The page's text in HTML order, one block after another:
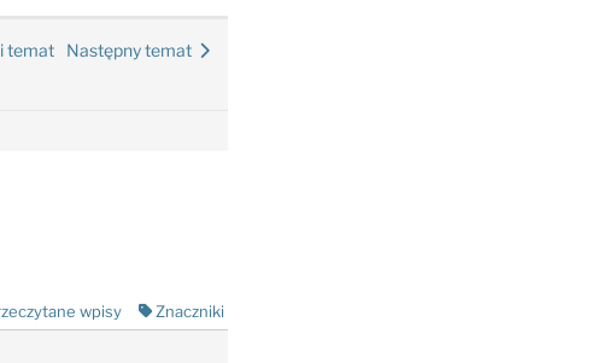
temat Następny temat
wpisy Znaczniki